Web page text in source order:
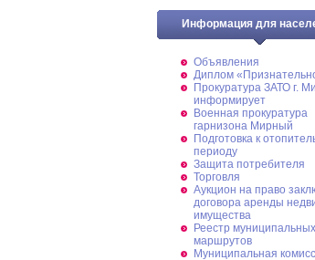
Информация для
Объявления
Диплом
Прокуратура ЗАТО г.
информирует
Военная прокуратура
гарнизона Мирный
Подготовка к
периоду
Защита потребителя
Торговля
Аукцион на право
договора аренды
имущества
Реестр муниципальных
маршрутов
Муниципальная